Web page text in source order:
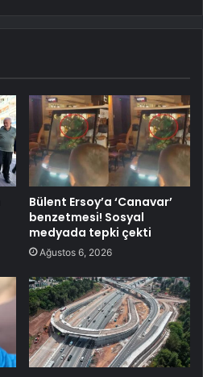
Bülent Ersoy’a ‘Canavar’
benzetmesi! Sosyal
medyada tepki çekti
Ağustos 6, 2026